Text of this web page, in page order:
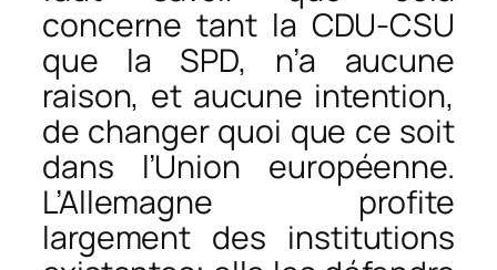
concerne tant la CDU-CSU
que la SPD, n’a aucune
raison, et aucune intention,
de changer quoi que ce soit
dans l’Union européenne.
L’Allemagne profite
largement des institutions